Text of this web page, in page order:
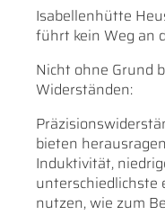
Isabellenhütte
führt kein Weg an
Nicht ohne Grund
Widerständen:
bieten
Induktivität,
unterschiedlichste
nutzen, wie zum